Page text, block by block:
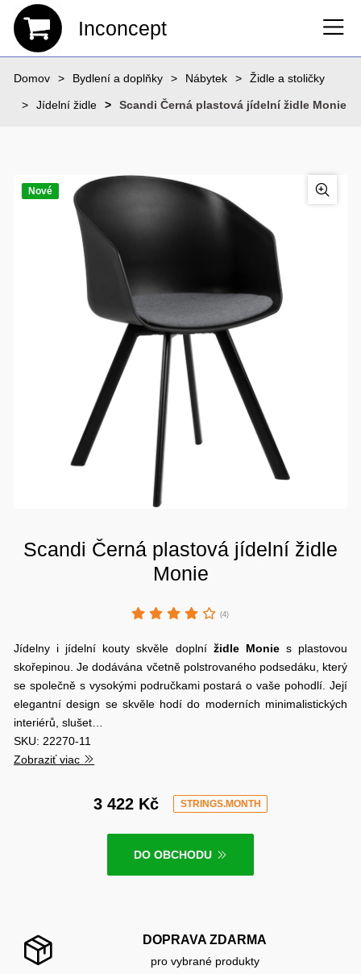
Inconcept
Domov Bydlení a doplňky Nábytek Židle a stoličky
Jídelní židle Scandi Černá plastová jídelní židle Monie
Nové
Scandi Černá plastová jídelní židle
Monie
(4)
Jídelny i jídelní kouty skvěle doplní židle Monies plastovou
skořepinou. Je dodávána včetně polstrovaného podsedáku, který
se společně s vysokými područkami postará o vaše pohodlí. Její
elegantní design se skvěle hodí do moderních minimalistických
interiérů, slušet…
SKU: 22270-11
Zobraziť viac
3 422 Kč STRINGS.MONTH
DO OBCHODU
DOPRAVA ZDARMA
pro vybrané produkty